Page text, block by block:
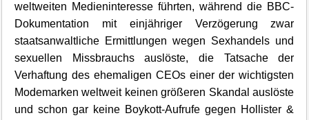
weltweiten Medieninteresse führten, während die BBC-
Dokumentation mit einjähriger Verzögerung zwar
staatsanwaltliche Ermittlungen wegen Sexhandels und
sexuellen Missbrauchs auslöste, die Tatsache der
Verhaftung des ehemaligen CEOs einer der wichtigsten
Modemarken weltweit keinen größeren Skandal auslöste
und schon gar keine Boykott-Aufrufe gegen Hollister &